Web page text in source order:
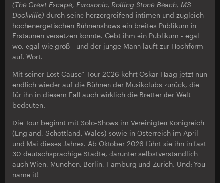
(The Great Escape, Eurosonic, Rolling Stone Beach, MS
Dockville) durch seine herzergreifend intimen und zugleich
hochenergetischen Bühnenshows ein breites Publikum in
Erstaunen versetzen konnte. Gebt ihm ein Publikum - egal
wo, egal wie groß - und der junge Mann läuft zur Hochform
auf. Wort.
Mit seiner Lost Cause“-Tour 2026 kehrt Oskar Haag jetzt nun
endlich wieder auf die Bühnen der Musikclubs zurück, die
für ihn in diesem Fall auch wirklich die Bretter der Welt
bedeuten.
Die Tour beginnt mit Solo-Shows im Vereinigten Königreich
(England, Schottland, Wales) sowie in Österreich im April
und Mai dieses Jahres. Ab Oktober 2026 führt sie ihn in fast
30 deutschsprachige Städte, darunter selbstverständlich
auch Wien, München, Berlin, Hamburg und Zürich. Und: You
name it!